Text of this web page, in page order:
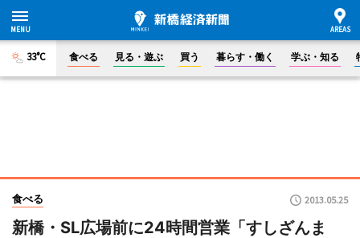
33°C 食べる 見る・遊ぶ 買う 暮らす・働く 学ぶ・知る
食べる 2013.05.25
新橋・SL広場前に24時間営業「すしざんま